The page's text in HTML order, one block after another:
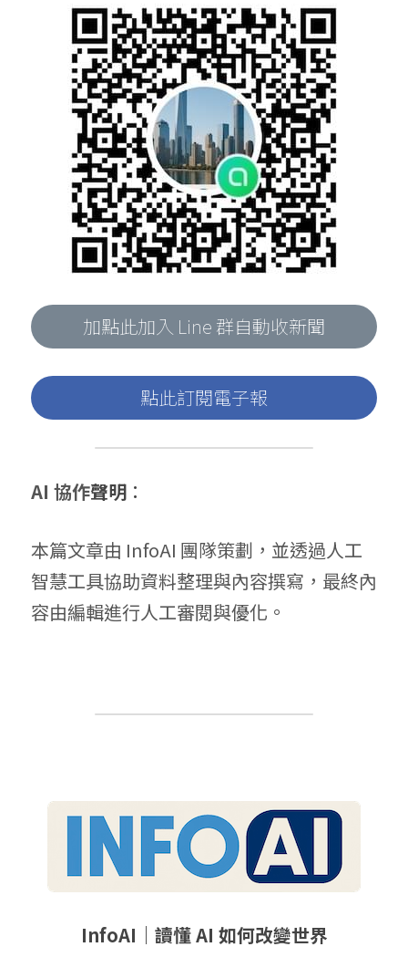
加點此加入 Line 群自動收新聞
點此訂閱電子報
AI 協作聲明 ：
本篇文章由 InfoAI 團隊策劃，並透過人工
智慧工具協助資料整理與內容撰寫，最終內
容由編輯進行人工審閱與優化。
InfoAI｜讀懂 AI 如何改變世界